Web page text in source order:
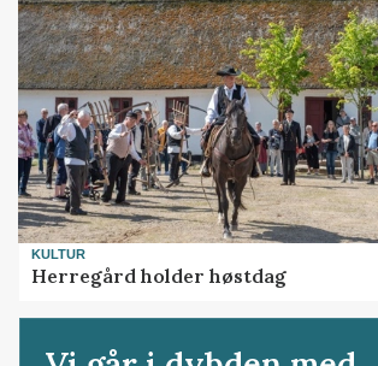
KULTUR
Herregård holder høstdag